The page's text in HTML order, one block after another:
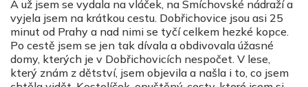
A už jsem se vydala na vláček, na Smíchovské nádraží a
vyjela jsem na krátkou cestu. Dobřichovice jsou asi 25
minut od Prahy a nad nimi se tyčí celkem hezké kopce.
Po cestě jsem se jen tak dívala a obdivovala úžasné
domy, kterých je v Dobřichovicích nespočet. V lese,
který znám z dětství, jsem objevila a našla i to, co jsem